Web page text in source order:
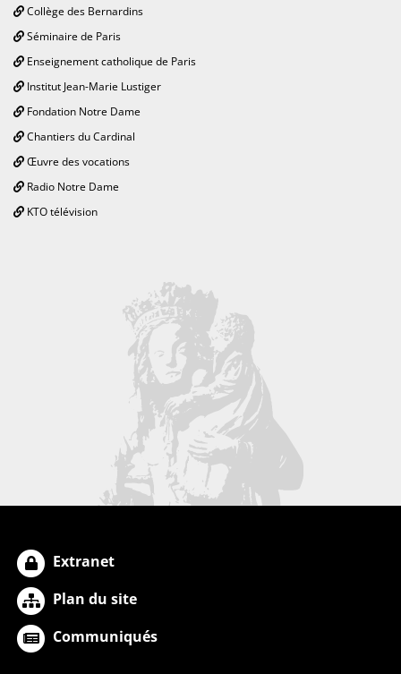
Collège des Bernardins
Séminaire de Paris
Enseignement catholique de Paris
Institut Jean-Marie Lustiger
Fondation Notre Dame
Chantiers du Cardinal
Œuvre des vocations
Radio Notre Dame
KTO télévision
Extranet
Plan du site
Communiqués